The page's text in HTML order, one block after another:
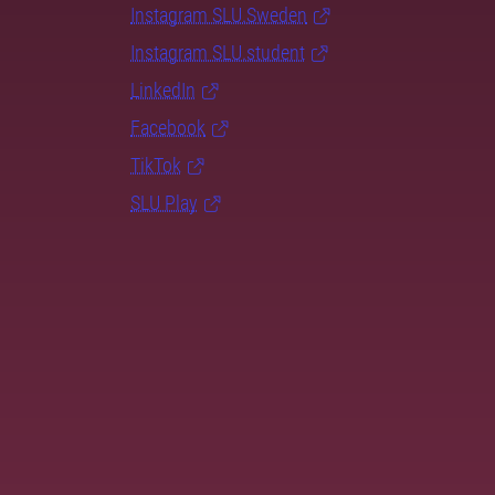
Instagram SLU.Sweden
Instagram SLU.student
LinkedIn
Facebook
TikTok
SLU Play